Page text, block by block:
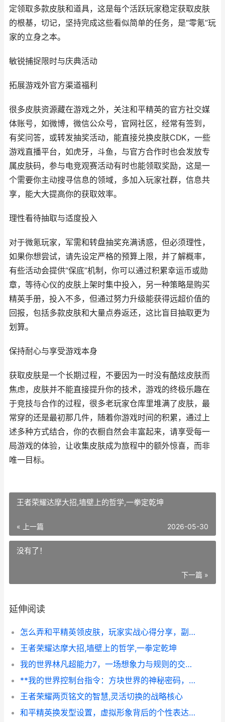
定领取多款皮肤和道具，这是每个活跃玩家稳定获取皮肤
的根基，切记，坚持完成这些看似简单的任务，是“零氪”玩
家的立身之本。
敏锐捕捉限时与庆典活动
拓展游戏外官方渠道福利
很多皮肤资源藏在游戏之外，关注和平精英的官方社交媒
体账号，如微博，微信公众号，官网社区，经常有签到，
有奖问答，或转发抽奖活动，能直接兑换皮肤CDK，一些
游戏直播平台，如虎牙，斗鱼，与官方合作时也会发放专
属皮肤码，参与电竞观赛活动有时也能领取奖励，这是一
个需要你主动搜寻信息的领域，多加入玩家社群，信息共
享，能大大提高你的获取效率。
理性看待抽取与适度投入
对于微氪玩家，军需和转盘抽奖充满诱惑，但必须理性，
如果你想尝试，请先设定严格的预算上限，并了解概率，
有些活动会提供“保底”机制，你可以通过积累幸运币或勋
章，等待心仪的皮肤上架时集中投入，另一种策略是购买
精英手册，投入不多，但通过努力升级能获得远超价值的
回报，包括多款皮肤和大量点券返还，这比盲目抽取更为
划算。
保持耐心与享受游戏本身
获取皮肤是一个长期过程，不要因为一时没有酷炫皮肤而
焦虑，皮肤并不能直接提升你的技术，游戏的终极乐趣在
于竞技与合作的过程，很多老玩家仓库里堆满了皮肤，最
常穿的还是最初那几件，随着你游戏时间的积累，通过上
述多种方式结合，你的衣橱自然会丰富起来，请享受每一
局游戏的体验，让收集皮肤成为旅程中的额外惊喜，而非
唯一目标。
王者荣耀达摩大招,墙壁上的哲学,一拳定乾坤
« 上一篇 2026-05-30
没有了！
下一篇 »
延伸阅读
怎么弄和平精英领皮肤，玩家实战心得分享，副标题，零氪与微氪玩家的免费获取之道
王者荣耀达摩大招,墙壁上的哲学,一拳定乾坤
我的世界林凡超能力7，一场想象力与规则的交响，副标题，方块宇宙中的潜能觉醒
**我的世界控制台指令：方块世界的神秘密码，副标题：资深玩家手中的创造之钥**
王者荣耀两页铭文的智慧,灵活切换的战略核心
和平精英换发型设置，虚拟形象背后的个性表达，浅谈游戏中的自我呈现与社交策略